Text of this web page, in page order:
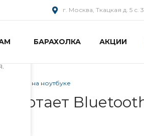
г. Москва, Ткацкая д. 5 с. 3
БАРАХОЛКА АКЦИИ
на ноутбуке